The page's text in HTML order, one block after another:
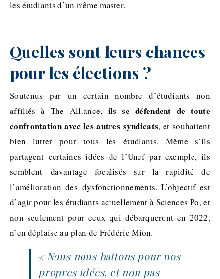
les étudiants d’un même master.
Quelles sont leurs chances
pour les élections ?
Soutenus par un certain nombre d’étudiants non
affiliés à The Alliance, ils se défendent de toute
confrontation avec les autres syndicats, et souhaitent
bien lutter pour tous les étudiants. Même s’ils
partagent certaines idées de l’Unef par exemple, ils
semblent davantage focalisés sur la rapidité de
l’amélioration des dysfonctionnements. L’objectif est
d’agir pour les étudiants actuellement à Sciences Po, et
non seulement pour ceux qui débarqueront en 2022,
n’en déplaise au plan de Frédéric Mion.
« Nous nous battons pour nos
propres idées, et non pas